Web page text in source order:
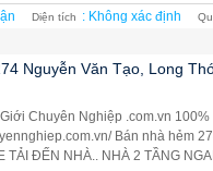
Diện tích : Không xác định
Nguyễn Văn Tạo, Long
Chuyên Nghiệp .com.vn
Bán nhà hẻm
TẢI ĐẾN NHÀ.. NHÀ 2 TẦNG